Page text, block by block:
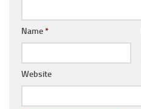
Name*
Website